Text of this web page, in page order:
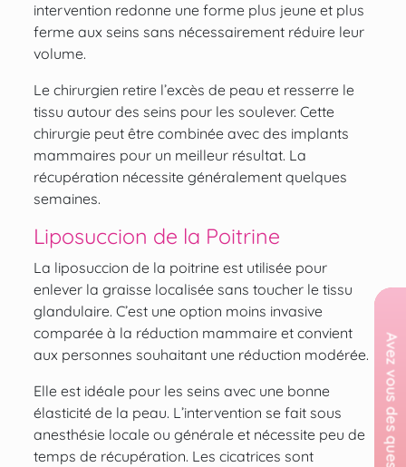
intervention redonne une forme plus jeune et plus
ferme aux seins sans nécessairement réduire leur
volume.
Le chirurgien retire l’excès de peau et resserre le
tissu autour des seins pour les soulever. Cette
chirurgie peut être combinée avec des implants
mammaires pour un meilleur résultat. La
récupération nécessite généralement quelques
semaines.
Liposuccion de la Poitrine
La liposuccion de la poitrine est utilisée pour
enlever la graisse localisée sans toucher le tissu
glandulaire. C’est une option moins invasive
comparée à la réduction mammaire et convient
aux personnes souhaitant une réduction modérée.
Elle est idéale pour les seins avec une bonne
élasticité de la peau. L’intervention se fait sous
anesthésie locale ou générale et nécessite peu de
temps de récupération. Les cicatrices sont